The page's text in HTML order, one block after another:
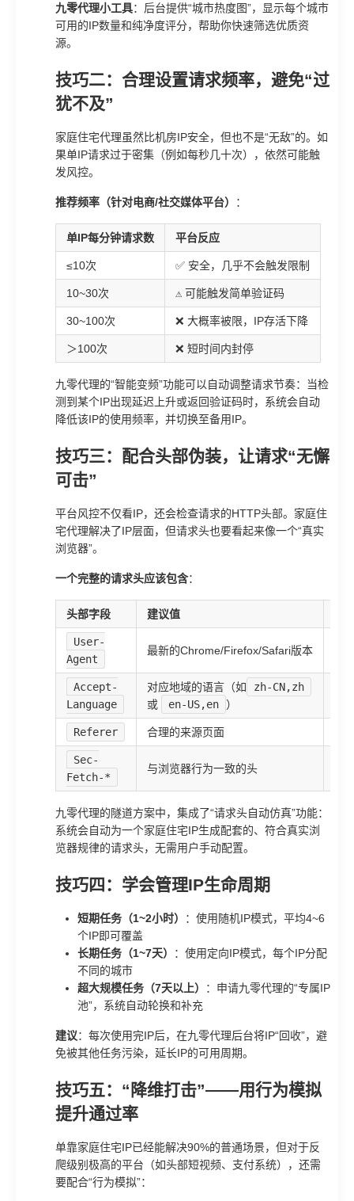
九零代理小工具：后台提供“城市热度图”，显示每个城市
可用的IP数量和纯净度评分，帮助你快速筛选优质资
源。
技巧二：合理设置请求频率，避免“过
犹不及”
家庭住宅代理虽然比机房IP安全，但也不是“无敌”的。如
果单IP请求过于密集（例如每秒几十次），依然可能触
发风控。
推荐频率（针对电商/社交媒体平台） ：
单IP每分钟请求数 平台反应
≤10次 ✅ 安全，几乎不会触发限制
10~30次 ⚠️ 可能触发简单验证码
30~100次 ❌ 大概率被限，IP存活下降
＞100次 ❌ 短时间内封停
九零代理的“智能变频”功能可以自动调整请求节奏：当检
测到某个IP出现延迟上升或返回验证码时，系统会自动
降低该IP的使用频率，并切换至备用IP。
技巧三：配合头部伪装，让请求“无懈
可击”
平台风控不仅看IP，还会检查请求的HTTP头部。家庭住
宅代理解决了IP层面，但请求头也要看起来像一个“真实
浏览器”。
一个完整的请求头应该包含：
头部字段 建议值
User-
Agent
最新的Chrome/Firefox/Safari版本
Accept-
Language
对应地域的语言（如
zh-CN,zh
或
en-US,en ）
Referer 合理的来源页面
Sec-
Fetch-*
与浏览器行为一致的头
九零代理的隧道方案中，集成了“请求头自动仿真”功能：
系统会自动为一个家庭住宅IP生成配套的、符合真实浏
览器规律的请求头，无需用户手动配置。
技巧四：学会管理IP生命周期
短期任务（1~2小时）
：使用随机IP模式，平均4~6
个IP即可覆盖
长期任务（1~7天）
：使用定向IP模式，每个IP分配
不同的城市
超大规模任务（7天以上）
：申请九零代理的“专属IP
池”，系统自动轮换和补充
建议：每次使用完IP后，在九零代理后台将IP“回收”，避
免被其他任务污染，延长IP的可用周期。
技巧五：“降维打击”——用行为模拟
提升通过率
单靠家庭住宅IP已经能解决90%的普通场景，但对于反
爬级别极高的平台（如头部短视频、支付系统），还需
要配合“行为模拟”：